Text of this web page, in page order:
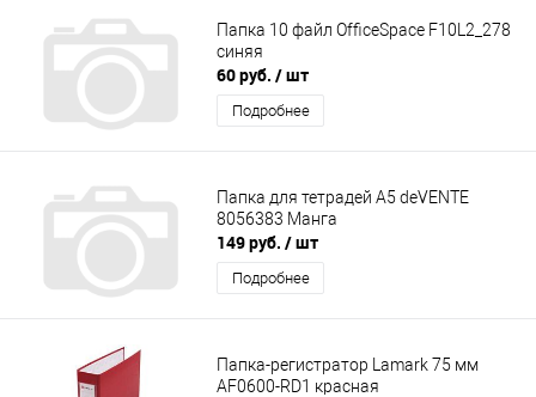
Папка 10 файл OfficeSpace F10L2_278
синяя
60 руб. / шт
Подробнее
Папка для тетрадей А5 deVENTE
8056383 Манга
149 руб. / шт
Подробнее
Папка-регистратор Lamark 75 мм
AF0600-RD1 красная